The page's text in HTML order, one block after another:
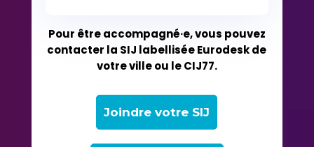
Pour être accompagné·e, vous pouvez
contacter la SIJ labellisée Eurodesk de
votre ville ou le CIJ77.
Joindre votre SIJ